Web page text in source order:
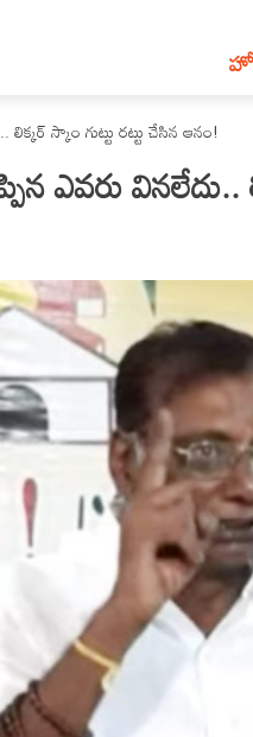
స్కాం గుట్టు రట్టు చేసిన ఆనం!
ఎవరు వినలేదు..